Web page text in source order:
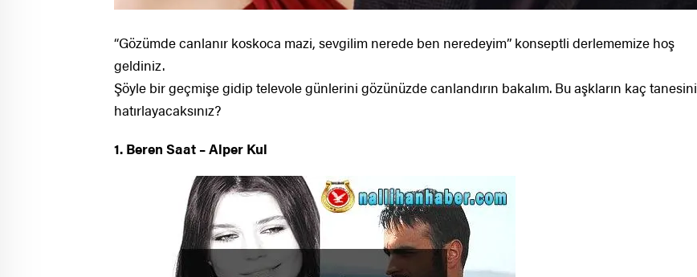
“Gözümde canlanır koskoca mazi, sevgilim nerede ben neredeyim” konseptli derlememize hoş
geldiniz.
Şöyle bir geçmişe gidip televole günlerini gözünüzde canlandırın bakalım. Bu aşkların kaç tanesini
hatırlayacaksınız?
1. Beren Saat – Alper Kul